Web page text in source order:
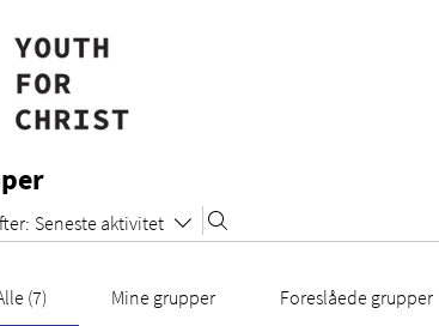
Seneste aktivitet
(7) Mine grupper Foreslåede grupper